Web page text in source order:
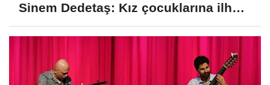
Sinem Dedetaş: Kız çocuklarına ilham
olmak istiyorum